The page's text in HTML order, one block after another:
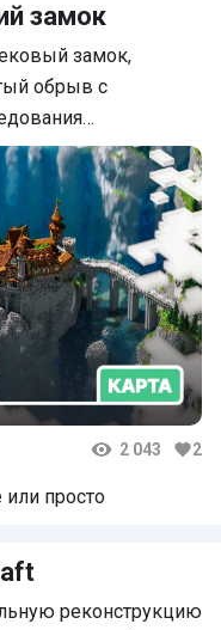
замок
замок,
обрыв с
2 043 2
просто
реконструкцию